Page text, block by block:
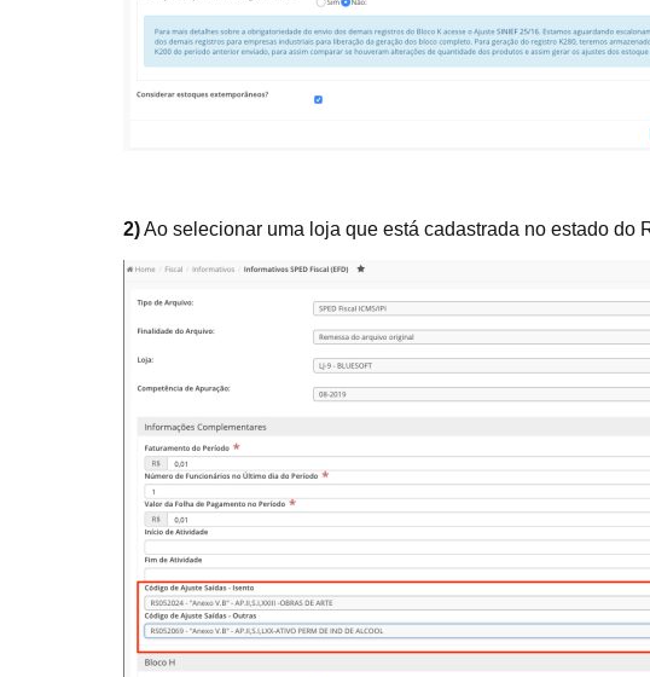
2)Ao selecionar uma loja que está cadastrada no estado do